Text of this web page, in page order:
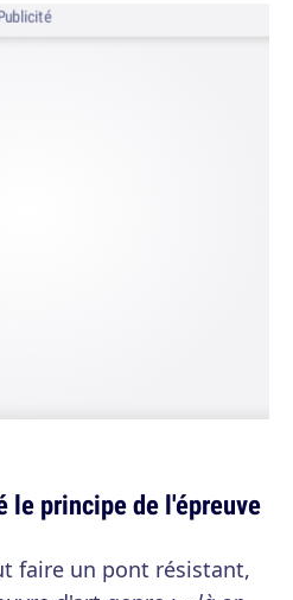
le principe de l'épreuve
faire un pont résistant,